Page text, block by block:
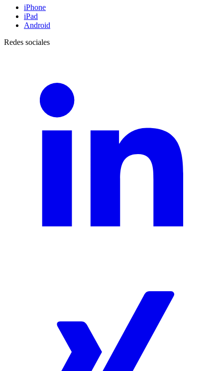
iPhone
iPad
Android
Redes sociales